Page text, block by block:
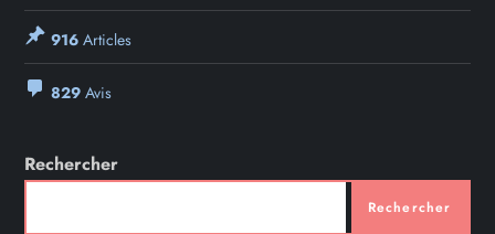
916 Articles
829 Avis
Rechercher
Rechercher